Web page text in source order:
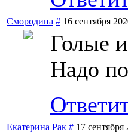
Смородина # 16 сентября
Голые
Надо
Екатерина Рак # 17 сентября